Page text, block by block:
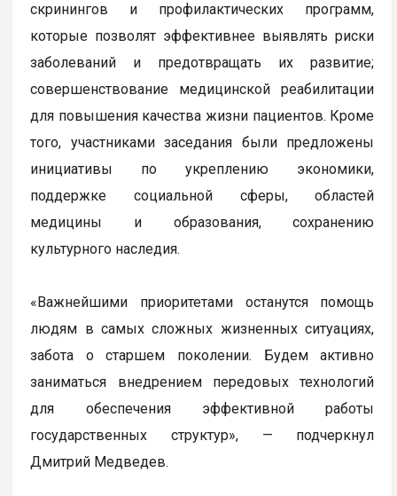
скринингов и профилактических программ,
которые позволят эффективнее выявлять риски
заболеваний и предотвращать их развитие;
совершенствование медицинской реабилитации
для повышения качества жизни пациентов. Кроме
того, участниками заседания были предложены
инициативы по укреплению экономики,
поддержке социальной сферы, областей
медицины и образования, сохранению
культурного наследия.
«Важнейшими приоритетами останутся помощь
людям в самых сложных жизненных ситуациях,
забота о старшем поколении. Будем активно
заниматься внедрением передовых технологий
для обеспечения эффективной работы
государственных структур», — подчеркнул
Дмитрий Медведев.